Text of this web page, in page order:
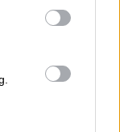
και